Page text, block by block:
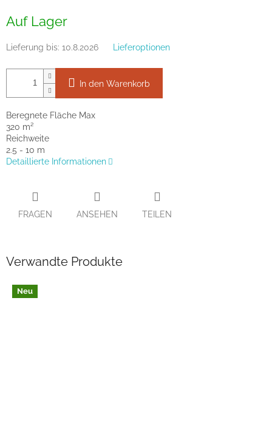
Auf Lager
Lieferung bis: 10.8.2026 Lieferoptionen
In den Warenkorb
Beregnete Fläche Max
320 m²
Reichweite
2.5 - 10 m
Detaillierte Informationen
FRAGEN ANSEHEN TEILEN
Verwandte Produkte
Neu